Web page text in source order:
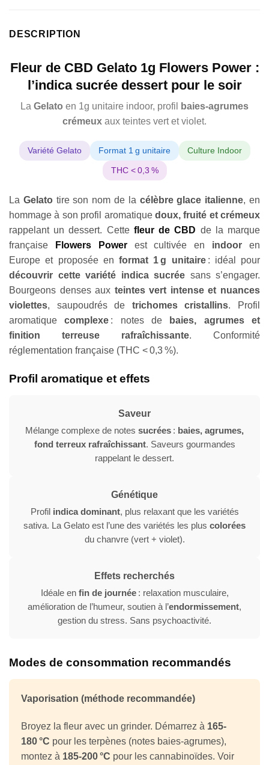
DESCRIPTION
Fleur de CBD Gelato 1g Flowers Power :
l’indica sucrée dessert pour le soir
La Gelato en 1g unitaire indoor, profil
baies-agrumes
crémeux aux teintes vert et violet.
Variété Gelato Format 1 g unitaire Culture Indoor
THC < 0,3 %
La Gelatotire son nom de la célèbre glace italienne, en
hommage à son profil aromatique doux, fruité et crémeux
rappelant un dessert. Cette fleur de CBD de la marque
française
Flowers Powerest cultivée en indoor en
Europe et proposée en format 1 g unitaire: idéal pour
découvrir cette variété indica sucrée sans s’engager.
Bourgeons denses aux teintes vert intense et nuances
violettes, saupoudrés de trichomes cristallins. Profil
aromatiquecomplexe : notes de
baies, agrumes et
finition terreuse rafraîchissante. Conformité
réglementation française (THC < 0,3 %).
Profil aromatique et effets
Saveur
Mélange complexe de notes sucrées : baies, agrumes,
fond terreux rafraîchissant. Saveurs gourmandes
rappelant le dessert.
Génétique
Profil indica dominant, plus relaxant que les variétés
sativa. La Gelato est l’une des variétés les plus colorées
du chanvre (vert + violet).
Effets recherchés
Idéale en fin de journée: relaxation musculaire,
amélioration de l’humeur, soutien à l’endormissement,
gestion du stress. Sans psychoactivité.
Modes de consommation recommandés
Vaporisation (méthode recommandée)
Broyez la fleur avec un grinder. Démarrez à 165-
180 °C pour les terpènes (notes baies-agrumes),
montez à 185-200 °C pour les cannabinoïdes. Voir